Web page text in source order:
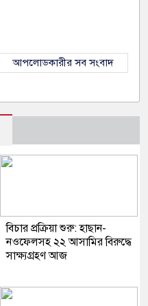
আপলোডকারীর সব সংবাদ
বিচার প্রক্রিয়া শুরু: হাছান-
নওফেলসহ ২২ আসামির বিরুদ্ধে
সাক্ষ্যগ্রহণ আজ